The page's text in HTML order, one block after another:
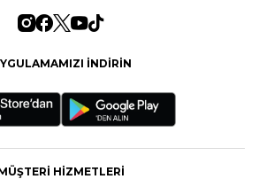
İNDİRİN
HİZMETLERİ